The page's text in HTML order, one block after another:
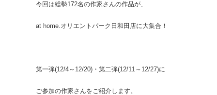
今回は総勢172名の作家さんの作品が、
at home.オリエントパーク日和田店に大集合！
第一弾(12/4～12/20)・第二弾(12/11～12/27)に
ご参加の作家さんをご紹介します。